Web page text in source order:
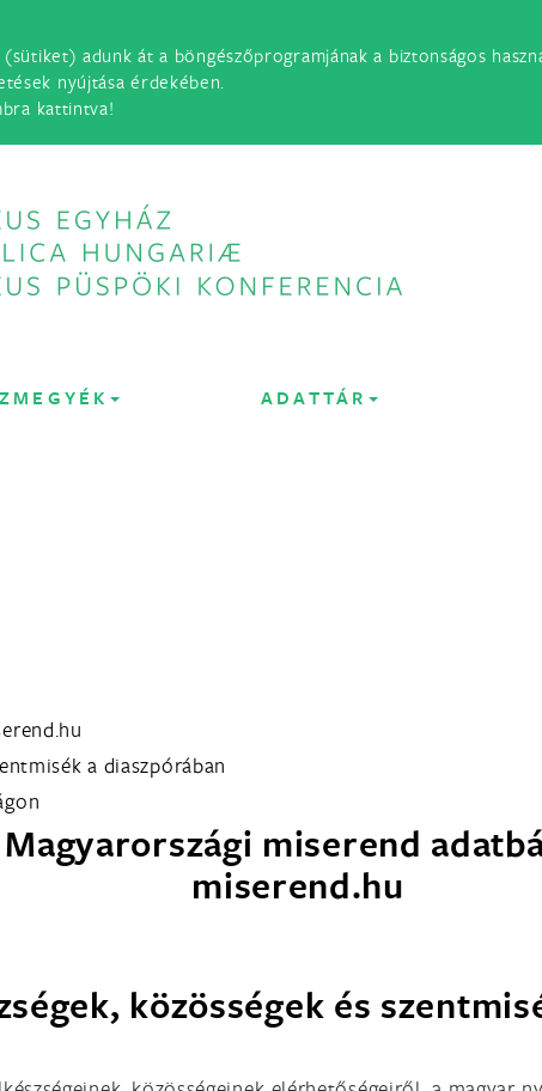
adunk át a böngészőprogramjának a biztonságos
nyújtása érdekében.
kattintva!
ADATTÁR
a diaszpórában
Magyarországi miserend
miserend.hu
közösségek és